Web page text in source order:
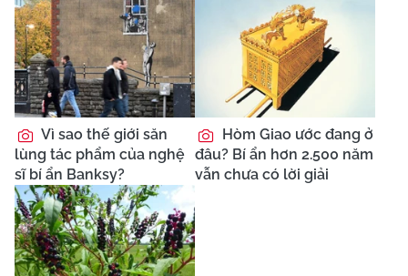
Vì sao thế giới săn
lùng tác phẩm của nghệ
sĩ bí ẩn Banksy?
Hòm Giao ước đang ở
đâu? Bí ẩn hơn 2.500 năm
vẫn chưa có lời giải